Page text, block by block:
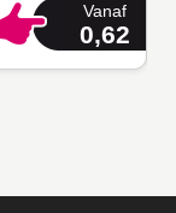
Vanaf
0,62